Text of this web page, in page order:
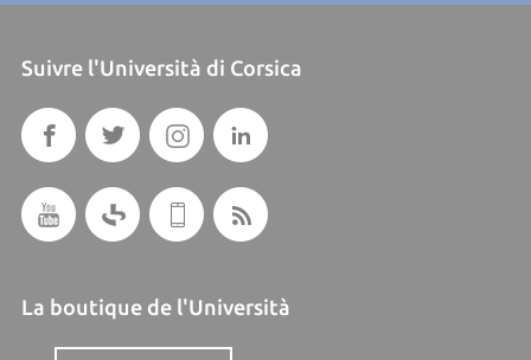
Suivre l'Università di Corsica
La boutique de l'Università